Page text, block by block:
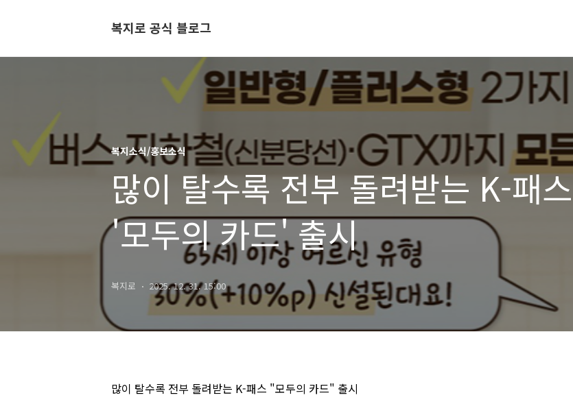
복지로 공식 블로그
복지소식/홍보소식
많이 탈수록 전부 돌려받는 K-패스
'모두의 카드' 출시
복지로 2025. 12. 31. 15:00
많이 탈수록 전부 돌려받는 K-패스 "모두의 카드" 출시